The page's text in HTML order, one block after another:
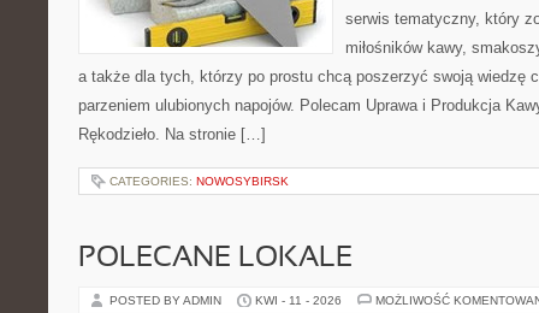
serwis tematyczny, który
miłośników kawy,
a także dla tych, którzy po prostu chcą poszerzyć swoją wiedzę
parzeniem ulubionych napojów. Polecam Uprawa i Produkcja
Rękodzieło. Na stronie […]
CATEGORIES: NOWOSYBIRSK
POLECANE LOKALE
POSTED BY ADMIN KWI - 11 - 2026 MOŻLIWOŚĆ